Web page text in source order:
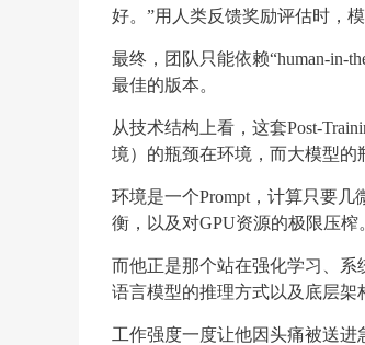
好。”用人类反馈奖励评估时，
最终，团队只能依赖“human-in-
最佳的版本。
从技术结构上看，这套Post-
境）的瓶颈在环境，而大模型的
环境是一个Prompt，计算只要
衡，以及对GPU资源的极限压榨
而他正是那个站在强化学习、系
语言模型的推理方式以及底层架
工作强度一度让他因头痛被送进